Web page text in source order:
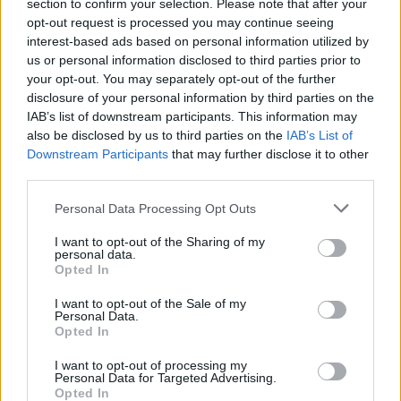
section to confirm your selection. Please note that after your
opt-out request is processed you may continue seeing
interest-based ads based on personal information utilized by
us or personal information disclosed to third parties prior to
your opt-out. You may separately opt-out of the further
disclosure of your personal information by third parties on the
IAB’s list of downstream participants. This information may
also be disclosed by us to third parties on the IAB’s List of
Downstream Participants that may further disclose it to other
Personal Data Processing Opt Outs
I want to opt-out of the Sharing of my
personal data.
Opted In
I want to opt-out of the Sale of my
Personal Data.
Opted In
I want to opt-out of processing my
Personal Data for Targeted Advertising.
Opted In
personnelle, et cette impression vous aidera à mieux
orienter vos choix. La journée est favorable aux
décisions calmes, aux observations fines et aux
échanges où l’on va au fond des choses sans
agitation inutile. Une opportunité intéressante peut
émerger si vous acceptez de revoir une stratégie ou
de changer légèrement d’approche. Sur le plan
émotionnel, l’intensité est présente, mais elle peut
enfermer dans des suppositions. Ce 14 mai invite à la
franchise mesurée. Évitez simplement de vouloir tout
contrôler ou tout comprendre immédiatement :
certaines réponses se révèlent mieux dans le temps.
Sagittaire— La journée s’annonce mobile, ouverte et
plutôt stimulante. Les astres favorisent les élans vers
l’extérieur, qu’il s’agisse d’un déplacement, d’une idée
neuve, d’un apprentissage ou d’une occasion d’élargir